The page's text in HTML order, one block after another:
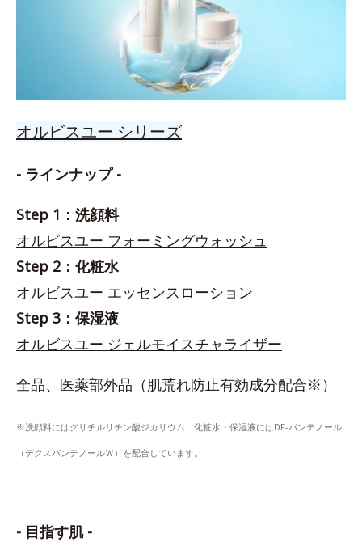
オルビスユー シリーズ
- ラインナップ -
Step 1：洗顔料
オルビスユー フォーミングウォッシュ
Step 2：化粧水
オルビスユー エッセンスローション
Step 3：保湿液
オルビスユー ジェルモイスチャライザー
全品、医薬部外品（肌荒れ防止有効成分配合※）
※洗顔料にはグリチルリチン酸ジカリウム、化粧水・保湿液にはDF-パンテノール
（デクスパンテノールＷ）を配合しています。
- 目指す肌 -